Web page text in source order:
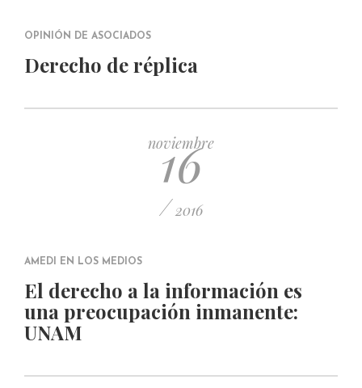
OPINIÓN DE ASOCIADOS
Derecho de réplica
noviembre
16
/ 2016
AMEDI EN LOS MEDIOS
El derecho a la información es
una preocupación inmanente:
UNAM